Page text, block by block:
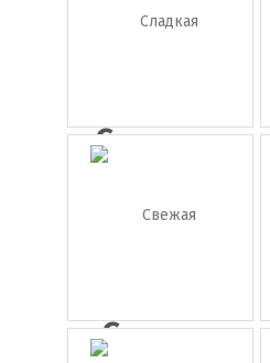
Сладкая
кукуруза
Свежая